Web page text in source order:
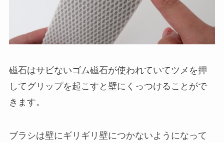
磁石はサビないゴム磁石が使われていてツメを押
してグリップを起こすと壁にくっつけることがで
きます。
ブラシは壁にギリギリ壁につかないようになって